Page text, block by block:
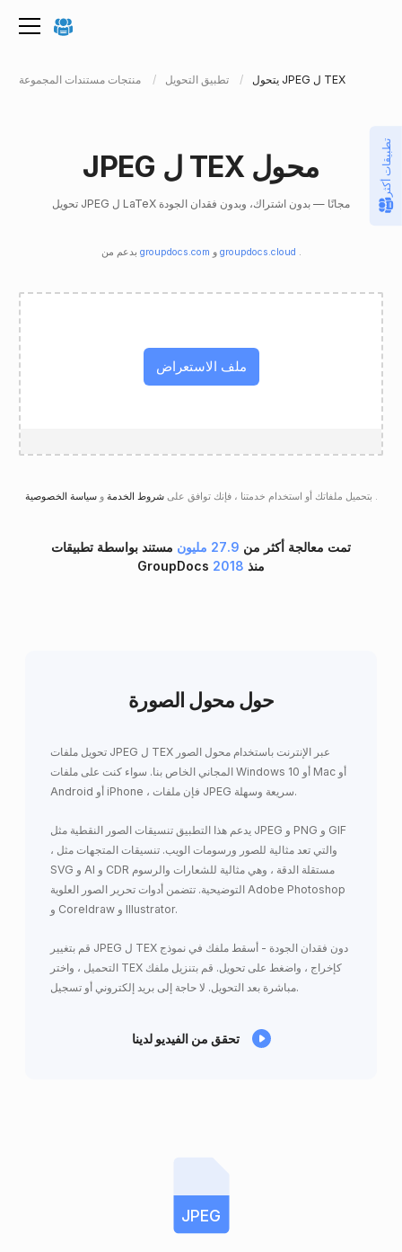
منتجات مستندات المجموعة تطبيق التحويل يتحول JPEG ل TEX
JPEG ل TEX محول
تحويل JPEG ل LaTeX مجانًا — بدون اشتراك، وبدون فقدان الجودة
groupdocs.com و groupdocs.cloud .
ملف الاستعراض
بتحميل ملفاتك أو استخدام خدمتنا ، فإنك توافق علىشروط الخدمةو .
تمت معالجة أكثر من 27.9 مليون
مستند بواسطة تطبيقات
GroupDocs منذ 2018
حول محول الصورة
تحويل ملفات JPEG ل TEX عبر الإنترنت باستخدام محول الصور
المجاني الخاص بنا. سواء كنت على ملفات Windows 10 أو Mac أو
Android أو iPhone ، فإن ملفات JPEG سريعة وسهلة.
يدعم هذا التطبيق تنسيقات الصور النقطية مثل JPEG و PNG و GIF
، والتي تعد مثالية للصور ورسومات الويب. تنسيقات المتجهات مثل
SVG و AI و CDR مستقلة الدقة ، وهي مثالية للشعارات والرسوم
التوضيحية. تتضمن أدوات تحرير الصور العلوية Adobe Photoshop
و Coreldraw و Illustrator.
قم بتغيير JPEG ل TEX دون فقدان الجودة - أسقط ملفك في نموذج
التحميل ، واختر TEX كإخراج ، واضغط على تحويل. قم بتنزيل ملفك
مباشرة بعد التحويل. لا حاجة إلى بريد إلكتروني أو تسجيل.
تحقق من الفيديو لدينا
JPEG
تطبيقات أكثر